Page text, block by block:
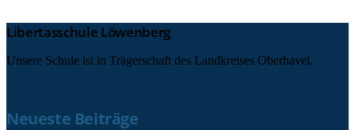
Libertasschule Löwenberg
Unsere Schule ist in Trägerschaft des Landkreises Oberhavel.
Neueste Beiträge